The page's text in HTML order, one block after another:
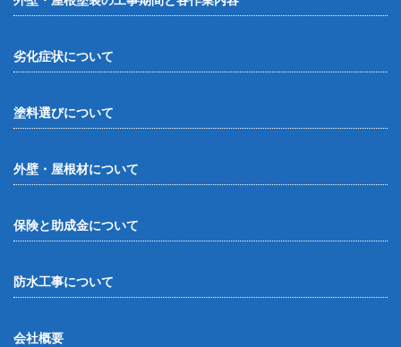
劣化症状について
塗料選びについて
外壁・屋根材について
保険と助成金について
防水工事について
会社概要